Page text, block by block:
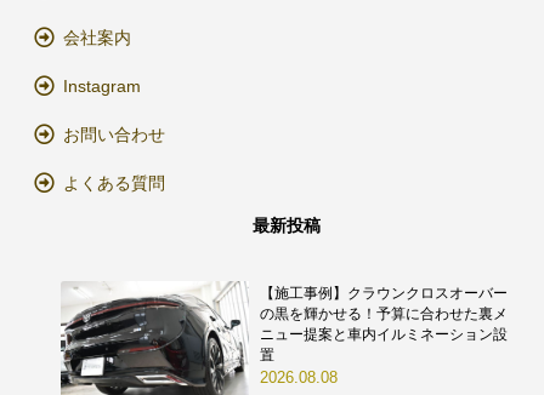
会社案内
Instagram
お問い合わせ
よくある質問
最新投稿
【施工事例】クラウンクロスオーバー
の黒を輝かせる！予算に合わせた裏メ
ニュー提案と車内イルミネーション設
置
2026.08.08